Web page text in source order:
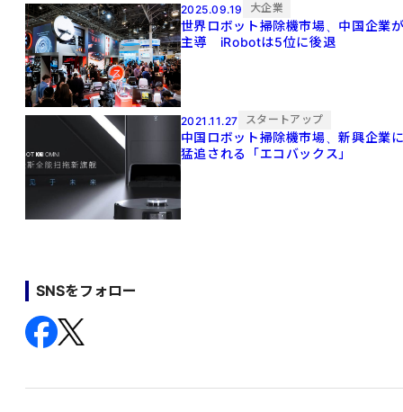
2025.09.19 大企業
世界ロボット掃除機市場、中国企業
主導 iRobotは5位に後退
2021.11.27 スタートアップ
中国ロボット掃除機市場、新興企業
猛追される「エコバックス」
SNSをフォロー